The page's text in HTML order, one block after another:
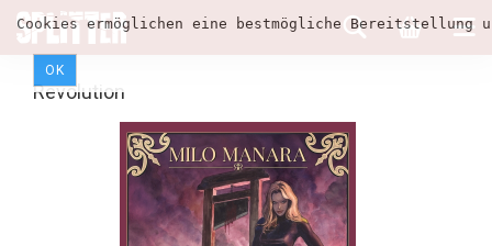
Cookies ermöglichen eine bestmögliche
OK
Revolution